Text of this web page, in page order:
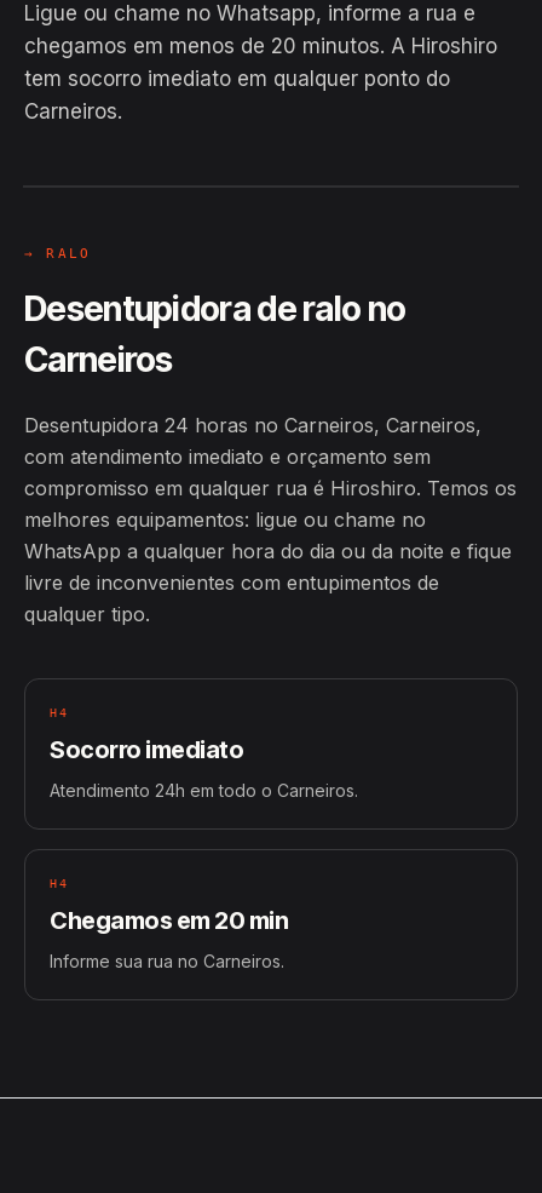
Ligue ou chame no Whatsapp, informe a rua e
chegamos em menos de 20 minutos. A Hiroshiro
tem socorro imediato em qualquer ponto do
Carneiros.
EM CAMPO
→ RALO
Desentupidora de ralo no
Carneiros
Desentupidora 24 horas no Carneiros, Carneiros,
com atendimento imediato e orçamento sem
compromisso em qualquer rua é Hiroshiro. Temos os
melhores equipamentos: ligue ou chame no
WhatsApp a qualquer hora do dia ou da noite e fique
livre de inconvenientes com entupimentos de
qualquer tipo.
H4
Socorro imediato
Atendimento 24h em todo o Carneiros.
H4
Chegamos em 20 min
Informe sua rua no Carneiros.